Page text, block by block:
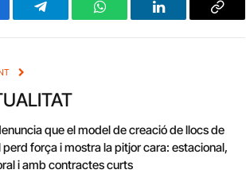
Telegram WhatsAppLinkedIn Copy
que el model de creació de llocs de
força i mostra la pitjor cara: estacional,
i amb contractes curts